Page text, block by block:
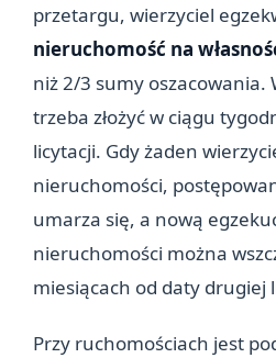
przetargu, wierzyciel
nieruchomość na
niż 2/3 sumy oszacowania.
trzeba złożyć w ciągu
licytacji. Gdy żaden
nieruchomości,
umarza się, a nową
nieruchomości można
miesiącach od daty drugiej
Przy ruchomościach jest